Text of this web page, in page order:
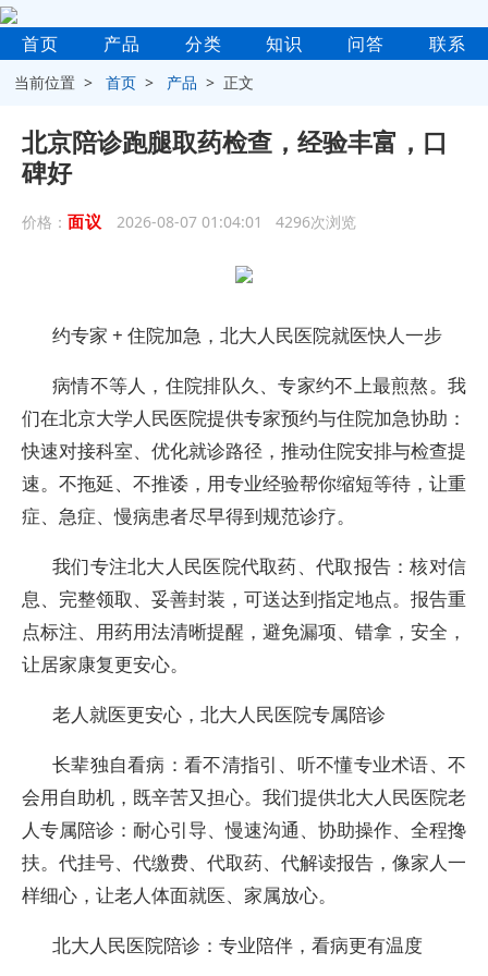
首页 产品 分类 知识 问答 联系
当前位置 >首页 > 产品 > 正文
北京陪诊跑腿取药检查，经验丰富，口
碑好
价格： 面议 2026-08-07 01:04:01 4296次浏览
约专家 + 住院加急，北大人民医院就医快人一步
病情不等人，住院排队久、专家约不上最煎熬。我
们在北京大学人民医院提供专家预约与住院加急协助：
快速对接科室、优化就诊路径，推动住院安排与检查提
速。不拖延、不推诿，用专业经验帮你缩短等待，让重
症、急症、慢病患者尽早得到规范诊疗。
我们专注北大人民医院代取药、代取报告：核对信
息、完整领取、妥善封装，可送达到指定地点。报告重
点标注、用药用法清晰提醒，避免漏项、错拿，安全，
让居家康复更安心。
老人就医更安心，北大人民医院专属陪诊
长辈独自看病：看不清指引、听不懂专业术语、不
会用自助机，既辛苦又担心。我们提供北大人民医院老
人专属陪诊：耐心引导、慢速沟通、协助操作、全程搀
扶。代挂号、代缴费、代取药、代解读报告，像家人一
样细心，让老人体面就医、家属放心。
北大人民医院陪诊：专业陪伴，看病更有温度